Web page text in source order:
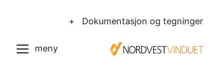
+ Dokumentasjon og tegninger